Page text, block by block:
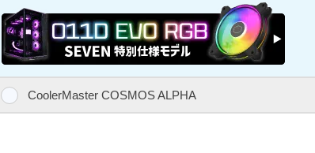
CoolerMaster COSMOS ALPHA